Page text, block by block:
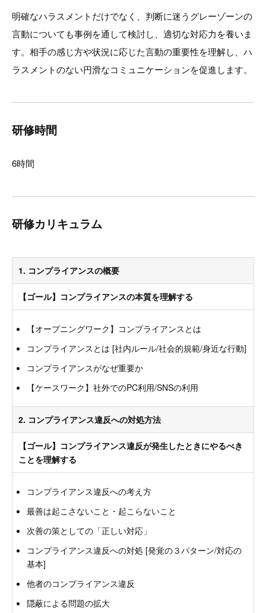
明確なハラスメントだけでなく、判断に迷うグレーゾーンの
言動についても事例を通して検討し、適切な対応力を養いま
す。相手の感じ方や状況に応じた言動の重要性を理解し、ハ
ラスメントのない円滑なコミュニケーションを促進します。
研修時間
6時間
研修カリキュラム
1. コンプライアンスの概要
【ゴール】コンプライアンスの本質を理解する
【オープニングワーク】コンプライアンスとは
コンプライアンスとは [社内ルール/社会的規範/身近な行動]
コンプライアンスがなぜ重要か
【ケースワーク】社外でのPC利用/SNSの利用
2. コンプライアンス違反への対処方法
【ゴール】コンプライアンス違反が発生したときにやるべき
ことを理解する
コンプライアンス違反への考え方
最善は起こさないこと・起こらないこと
次善の策としての「正しい対応」
コンプライアンス違反への対処 [発覚の３パターン/対応の
基本]
他者のコンプライアンス違反
隠蔽による問題の拡大